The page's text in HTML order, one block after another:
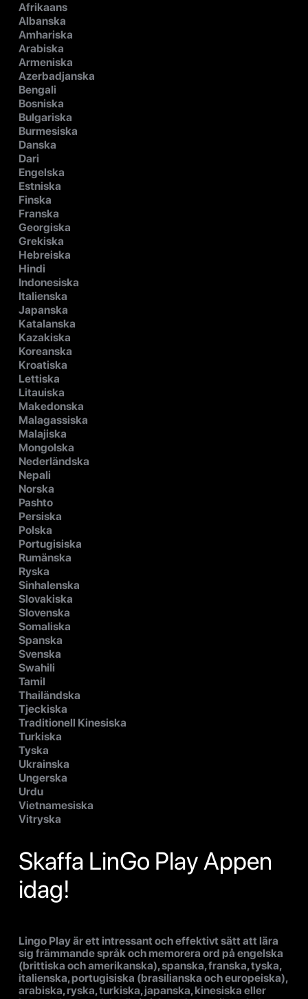
Afrikaans
Albanska
Amhariska
Arabiska
Armeniska
Azerbadjanska
Bengali
Bosniska
Bulgariska
Burmesiska
Danska
Dari
Engelska
Estniska
Finska
Franska
Georgiska
Grekiska
Hebreiska
Hindi
Indonesiska
Italienska
Japanska
Katalanska
Kazakiska
Koreanska
Kroatiska
Lettiska
Litauiska
Makedonska
Malagassiska
Malajiska
Mongolska
Nederländska
Nepali
Norska
Pashto
Persiska
Polska
Portugisiska
Rumänska
Ryska
Sinhalenska
Slovakiska
Slovenska
Somaliska
Spanska
Svenska
Swahili
Tamil
Thailändska
Tjeckiska
Traditionell Kinesiska
Turkiska
Tyska
Ukrainska
Ungerska
Urdu
Vietnamesiska
Vitryska
Skaffa LinGo Play Appen
idag!
Lingo Play är ett intressant och effektivt sätt att lära
sig främmande språk och memorera ord på engelska
(brittiska och amerikanska), spanska, franska, tyska,
italienska, portugisiska (brasilianska och europeiska),
arabiska, ryska, turkiska, japanska, kinesiska eller